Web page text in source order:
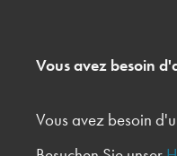
Vous avez besoin
Vous avez besoin